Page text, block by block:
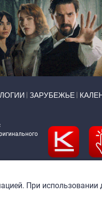
ЗАРУБЕЖЬЕ
При использовании